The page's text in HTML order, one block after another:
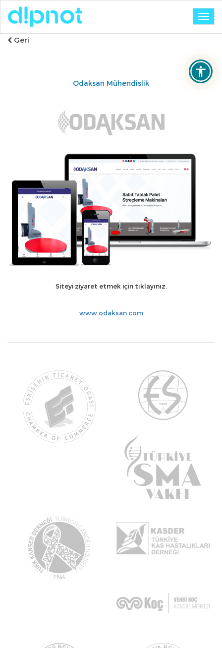
Geri
Odaksan Mühendislik
Siteyi ziyaret etmek için tıklayınız.
www.odaksan.com